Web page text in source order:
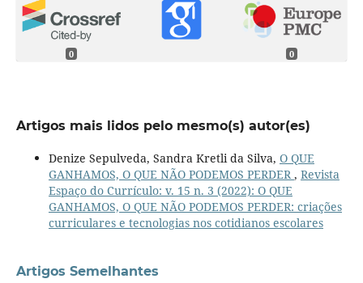
0 0
Artigos mais lidos pelo mesmo(s) autor(es)
Denize Sepulveda, Sandra Kretli da Silva, O QUE
GANHAMOS, O QUE NÃO PODEMOS PERDER , Revista
Espaço do Currículo: v. 15 n. 3 (2022): O QUE
GANHAMOS, O QUE NÃO PODEMOS PERDER: criações
curriculares e tecnologias nos cotidianos escolares
Artigos Semelhantes